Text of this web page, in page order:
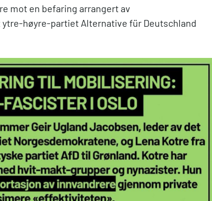
mot en befaring arrangert av
høyre-partiet Alternative für Deutschland